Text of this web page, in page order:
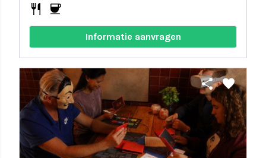
restaurant coffee
Informatie aanvragen
share favorite